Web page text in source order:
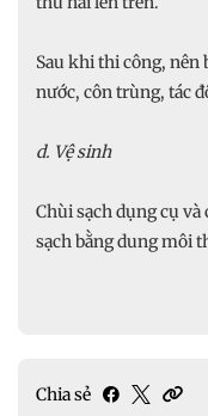
Sau khi thi công, nên
nước, côn trùng, tác
d. Vệ sinh
Chùi sạch dụng cụ
sạch bằng dung môi
Chia sẻ